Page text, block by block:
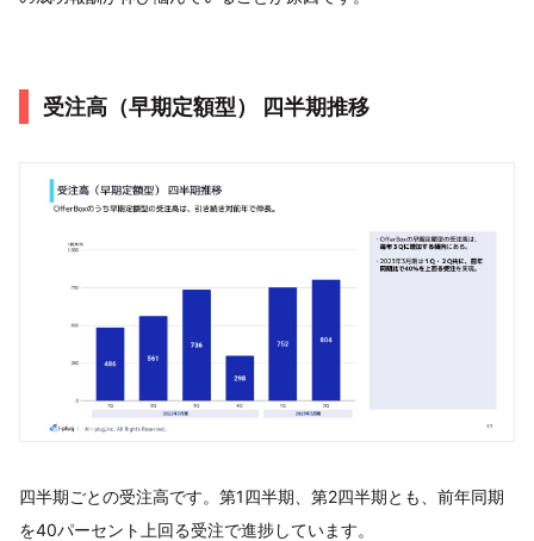
受注高（早期定額型） 四半期推移
四半期ごとの受注高です。第1四半期、第2四半期とも、前年同期
を40パーセント上回る受注で進捗しています。